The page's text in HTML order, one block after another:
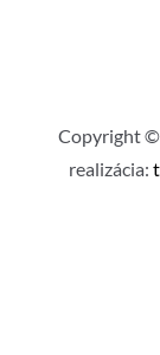
Copyright ©
realizácia: